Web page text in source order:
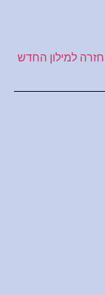
חזרה למילון החדש